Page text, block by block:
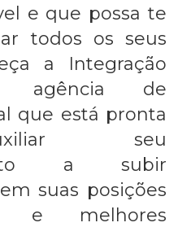
e que possa te
todos os seus
a Integração
agência de
que está pronta
seu
a subir
suas posições
e melhores